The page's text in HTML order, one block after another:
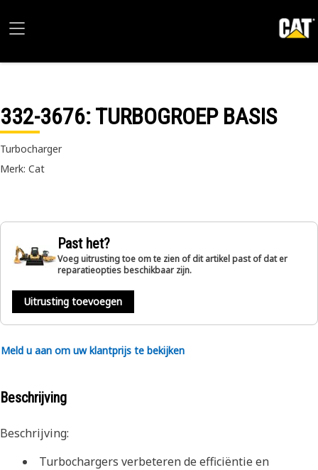
332-3676: TURBOGROEP BASIS
Turbocharger
Merk: Cat
Past het?
Voeg uitrusting toe om te zien of dit artikel past of dat er
reparatieopties beschikbaar zijn.
Uitrusting toevoegen
Meld u aan om uw klantprijs te bekijken
Beschrijving
Beschrijving:
Turbochargers verbeteren de efficiëntie en